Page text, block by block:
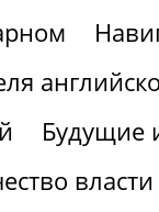
Будущие